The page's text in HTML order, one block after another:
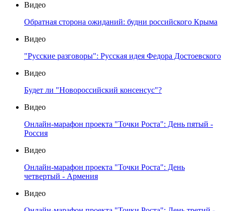
Видео
Обратная сторона ожиданий: будни российского Крыма
Видео
"Русские разговоры": Русская идея Федора Достоевского
Видео
Будет ли "Новороссийский консенсус"?
Видео
Онлайн-марафон проекта "Точки Роста": День пятый -
Россия
Видео
Онлайн-марафон проекта "Точки Роста": День
четвертый - Армения
Видео